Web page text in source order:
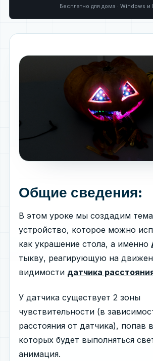
Бесплатно для дома · Windows и
Общие сведения:
В этом уроке мы создадим
устройство, которое можно
как украшение стола, а именно
тыкву, реагирующую на
видимости датчика
У датчика существует 2 зоны
чувствительности (в
расстояния от датчика), попав
которых будет выполняться
анимация.